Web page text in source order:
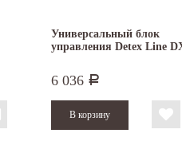
Универсальный блок
управления Detex Line
6 036 Р